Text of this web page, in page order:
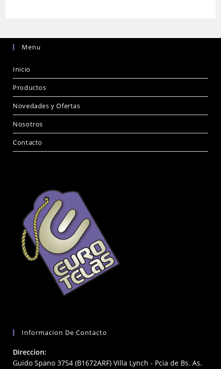
Menu
Inicio
Productos
Novedades y Ofertas
Nosotros
Contacto
Informacion De Contacto
Direccion:
Guido Spano 3754 (B1672ARF) Villa Lynch - Pcia de Bs. As.